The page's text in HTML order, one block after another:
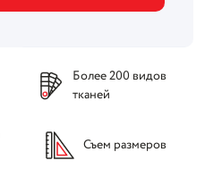
Более 200 видов
тканей
Съем размеров